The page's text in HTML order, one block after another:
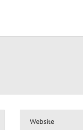
Website